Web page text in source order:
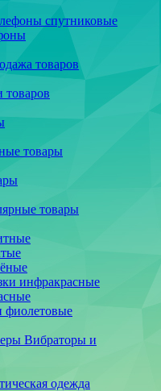
спутниковые
товаров
товары
товары
инфракрасные
фиолетовые
Вибраторы и
одежда